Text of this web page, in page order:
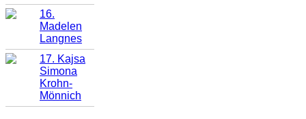
16.
Madelen
Langnes
17. Kajsa
Simona
Krohn-
Mönnich